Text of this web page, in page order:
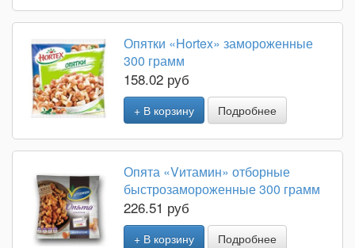
Опятки «Hortex» замороженные
300 грамм
158.02 руб
+ В корзину Подробнее
Опята «Vитамин» отборные
быстрозамороженные 300 грамм
226.51 руб
+ В корзину Подробнее